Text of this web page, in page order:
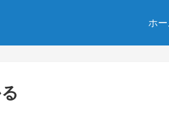
ホー